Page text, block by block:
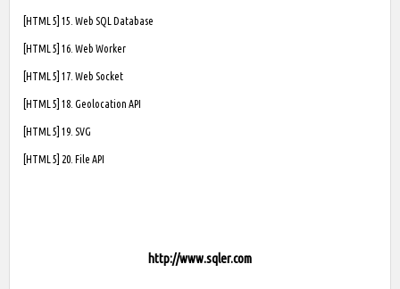
[HTML 5] 15. Web SQL Database
[HTML 5] 16. Web Worker
[HTML 5] 17. Web Socket
[HTML 5] 18. Geolocation API
[HTML 5] 19. SVG
[HTML 5] 20. File API
http://www.sqler.com